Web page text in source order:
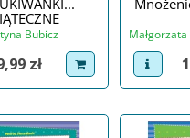
Bubicz
zł dodaj do koszykaview